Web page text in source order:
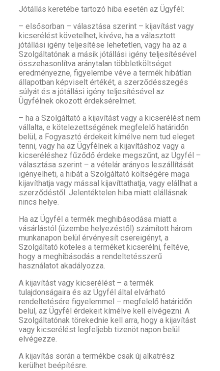
Jótállás keretébe tartozó hiba esetén az Ügyfél:
– elsősorban – választása szerint – kijavítást vagy
kicserélést követelhet, kivéve, ha a választott
jótállási igény teljesítése lehetetlen, vagy ha az a
Szolgáltatónak a másik jótállási igény teljesítésével
összehasonlítva aránytalan többletköltséget
eredményezne, figyelembe véve a termék hibátlan
állapotban képviselt értékét, a szerződésszegés
súlyát és a jótállási igény teljesítésével az
Ügyfélnek okozott érdeksérelmet.
– ha a Szolgáltató a kijavítást vagy a kicserélést nem
vállalta, e kötelezettségének megfelelő határidőn
belül, a Fogyasztó érdekeit kímélve nem tud eleget
tenni, vagy ha az Ügyfélnek a kijavításhoz vagy a
kicseréléshez fűződő érdeke megszűnt, az Ügyfél –
választása szerint – a vételár arányos leszállítását
igényelheti, a hibát a Szolgáltató költségére maga
kijavíthatja vagy mással kijavíttathatja, vagy elállhat a
szerződéstől. Jelentéktelen hiba miatt elállásnak
nincs helye.
Ha az Ügyfél a termék meghibásodása miatt a
vásárlástól (üzembe helyezéstől) számított három
munkanapon belül érvényesít csereigényt, a
Szolgáltató köteles a terméket kicserélni, feltéve,
hogy a meghibásodás a rendeltetésszerű
használatot akadályozza.
A kijavítást vagy kicserélést – a termék
tulajdonságaira és az Ügyfél által elvárható
rendeltetésére figyelemmel – megfelelő határidőn
belül, az Ügyfél érdekeit kímélve kell elvégezni. A
Szolgáltatónak törekednie kell arra, hogy a kijavítást
vagy kicserélést legfeljebb tizenöt napon belül
elvégezze.
A kijavítás során a termékbe csak új alkatrész
kerülhet beépítésre.